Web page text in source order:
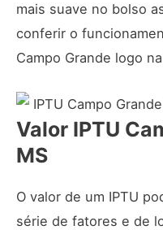
mais suave no bolso
conferir o
Campo Grande logo
Valor IPTU
MS
O valor de um IPTU
série de fatores e de